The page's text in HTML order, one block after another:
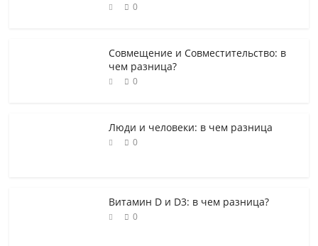
0
Совмещение и Совместительство: в
чем разница?
0
Люди и человеки: в чем разница
0
Витамин D и D3: в чем разница?
0